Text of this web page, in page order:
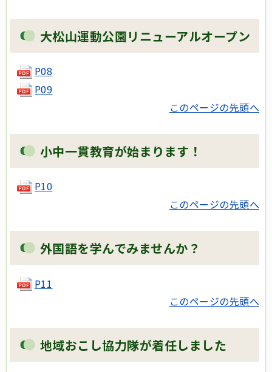
大松山運動公園リニューアルオープン
P08
P09
このページの先頭へ
小中一貫教育が始まります！
P10
このページの先頭へ
外国語を学んでみませんか？
P11
このページの先頭へ
地域おこし協力隊が着任しました